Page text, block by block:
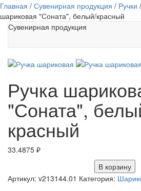
Главная / Сувенирная продукция / Ручки /
шариковая "Соната", белый/красный
Сувенирная продукция
Ручка
"Соната",
красный
33.4875 ₽
В корзину
Артикул: v213144.01 Категория: